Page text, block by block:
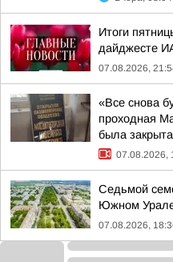
Итоги
дайджесте
07.08.2026,
«Все снова
проходная
была закрыта
07.08.2026,
Седьмой
Южном
07.08.2026,